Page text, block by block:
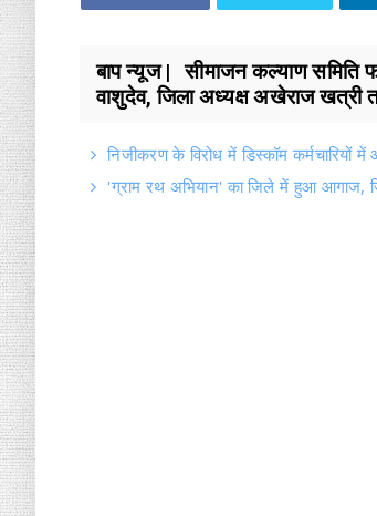
बाप न्यूज | सीमाजन कल्याण समिति
वाशुदेव, जिला अध्यक्ष अखेराज खत्री
निजीकरण के विरोध में डिस्कॉम
'ग्राम रथ अभियान' का जिले में हुआ आगाज,